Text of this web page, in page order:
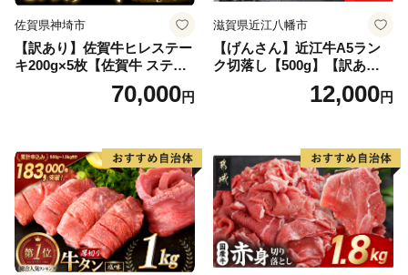
佐賀県神埼市
【訳あり】佐賀牛ヒレステー
キ200g×5枚【佐賀牛 ステー
キ ブランド肉 ヒレ肉 フィレ
肉 ジューシー ヘルシー】(H0
70,000円
滋賀県近江八幡市
【げんさん】近江牛A5ラン
ク切落し【500g】【訳あり】
12,000円